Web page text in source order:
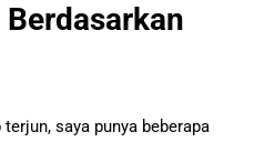
saya punya beberapa